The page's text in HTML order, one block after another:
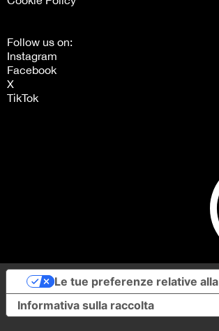
Follow us on:
Instagram
Facebook
X
TikTok
Informativa sulla raccolta
Le tue preferenze relative